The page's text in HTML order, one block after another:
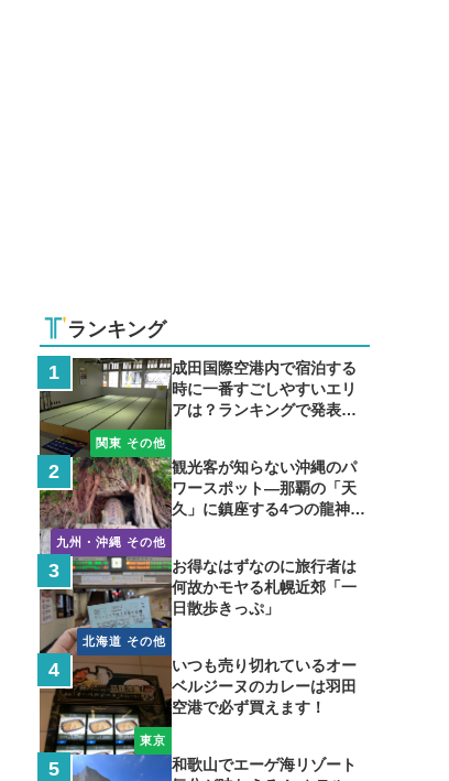
ランキング
関東 その他
成田国際空港内で宿泊する
時に一番すごしやすいエリ
アは？ランキングで発表し
九州・沖縄 その他
観光客が知らない沖縄のパ
ワースポット―那覇の「天
久」に鎮座する4つの龍神の
北海道 その他
お得なはずなのに旅行者は
何故かモヤる札幌近郊「一
日散歩きっぷ」
東京
いつも売り切れているオー
ベルジーヌのカレーは羽田
空港で必ず買えます！
和歌山でエーゲ海リゾート